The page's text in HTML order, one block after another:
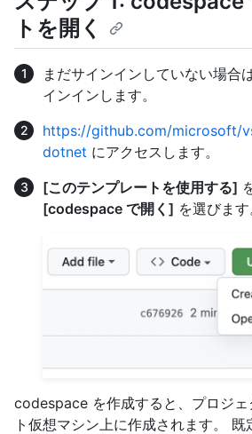
トを開く
まだサインインしていない場合
インインします。
https://github.com/microsoft/
dotnet にアクセスします。
[このテンプレートを使用する]
[codespace で開く] を選びます
codespace を作成すると、プロジェ
ト仮想マシン上に作成されます。